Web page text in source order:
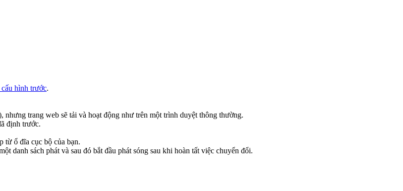
cấu hình trước.
trang web sẽ tải và hoạt động như trên một trình duyệt thông thường.
định trước.
từ ổ đĩa cục bộ của bạn.
danh sách phát và sau đó bắt đầu phát sóng sau khi hoàn tất việc chuyển đổi.